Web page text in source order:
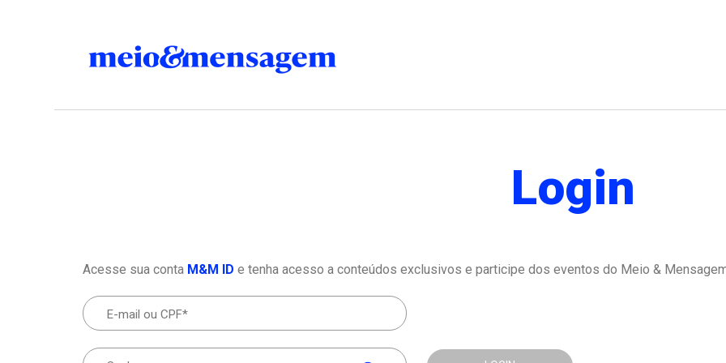
Login
Acesse sua conta M&M ID e tenha acesso a conteúdos exclusivos e participe dos eventos do Meio &